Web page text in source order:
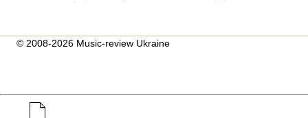
© 2008-2026 Music-review Ukraine